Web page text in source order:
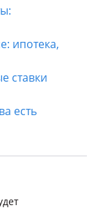
ипотека,
ставки
есть